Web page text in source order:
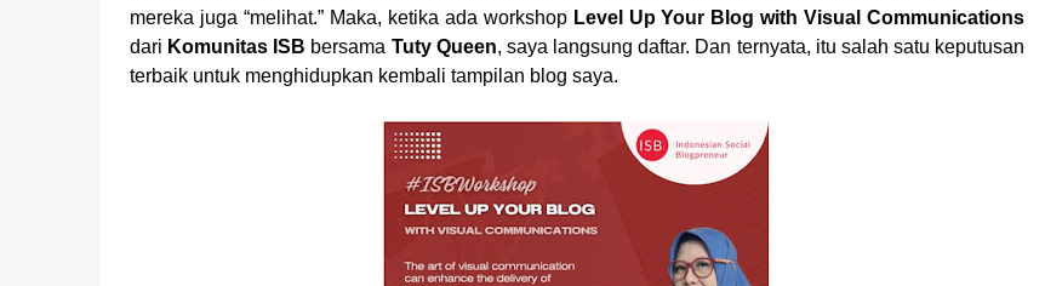
mereka juga “melihat.” Maka, ketika ada workshop Level Up Your Blog with Visual Communications
dari Komunitas ISB bersama Tuty Queen, saya langsung daftar. Dan ternyata, itu salah satu keputusan
terbaik untuk menghidupkan kembali tampilan blog saya.